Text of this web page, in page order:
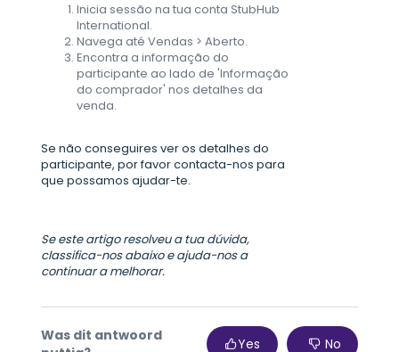
Inicia sessão na tua conta StubHub
International.
Navega até Vendas > Aberto.
Encontra a informação do
participante ao lado de 'Informação
do comprador' nos detalhes da
venda.
Se não conseguires ver os detalhes do
participante, por favor contacta-nos para
que possamos ajudar-te.
Se este artigo resolveu a tua dúvida,
classifica-nos abaixo e ajuda-nos a
continuar a melhorar.
Was dit antwoord
Yes No